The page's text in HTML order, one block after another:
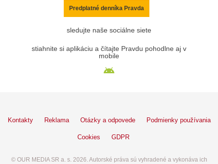
Predplatné denníka Pravda
sledujte naše sociálne siete
stiahnite si aplikáciu a čítajte Pravdu pohodlne aj v
mobile
Kontakty Reklama Otázky a odpovede Podmienky používania
Cookies GDPR
© OUR MEDIA SR a. s. 2026. Autorské práva sú vyhradené a vykonáva ich